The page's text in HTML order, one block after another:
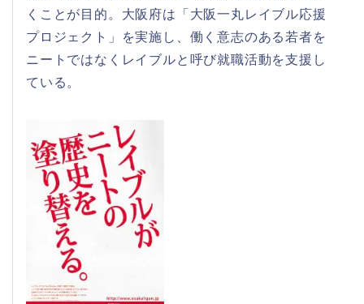
くことが目的。大阪府は「大阪一丸レイブル応援
プロジェクト」を実施し、働く意志のある若者を
ニートではなくレイブルと呼び就職活動を支援し
ている。